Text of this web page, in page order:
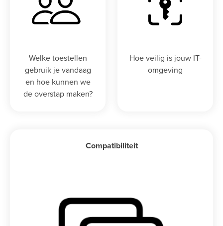
Welke toestellen
gebruik je vandaag
en hoe kunnen we
de overstap maken?
Hoe veilig is jouw IT-
omgeving
Compatibiliteit